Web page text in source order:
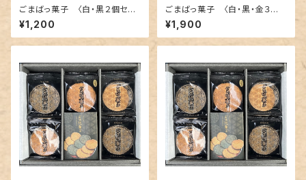
ごまばっ菓子 〈白・黒２個セッ
ト〉
¥1,200
ごまばっ菓子 〈白・黒・金３個
セット〉
¥1,900